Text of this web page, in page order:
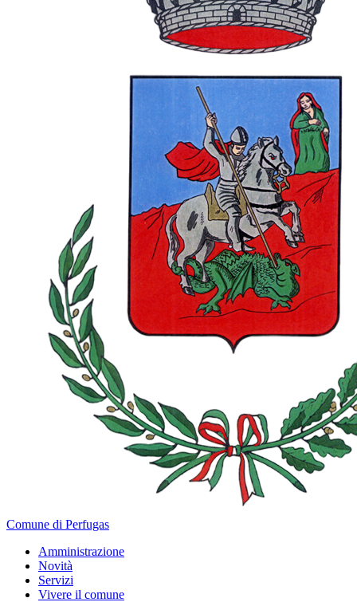
Comune di Perfugas
Amministrazione
Novità
Servizi
Vivere il comune